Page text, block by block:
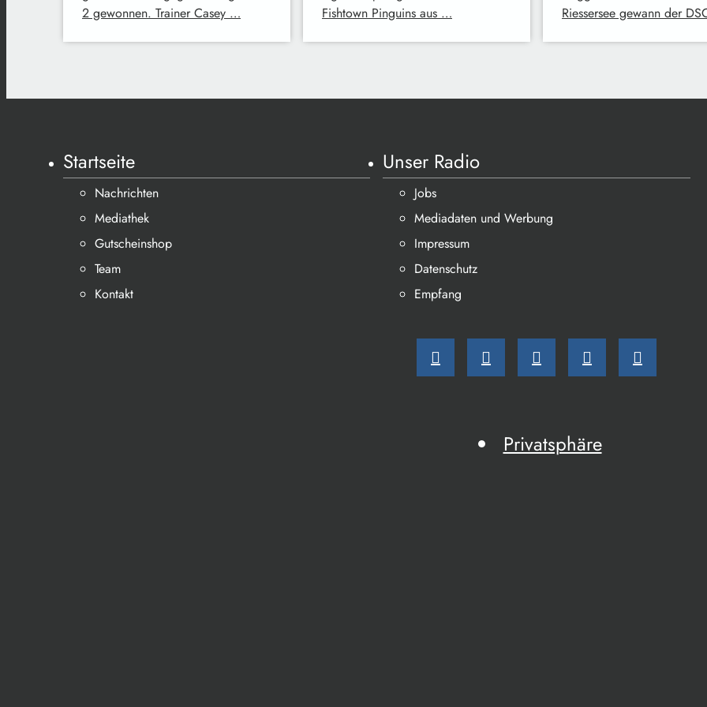
2 gewonnen. Trainer Casey …
Fishtown Pinguins aus …
Riessersee gewann der
Startseite
Nachrichten
Mediathek
Gutscheinshop
Team
Kontakt
Unser Radio
Jobs
Mediadaten und Werbung
Impressum
Datenschutz
Empfang
Privatsphäre